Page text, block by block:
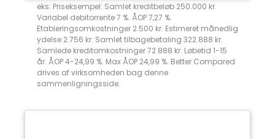
eks: Priseksempel: Samlet kreditbeløb 250.000 kr.
Variabel debitorrente 7 %. ÅOP 7,27 %.
Etableringsomkostninger 2.500 kr. Estimeret månedlig
ydelse 2.756 kr. Samlet tilbagebetaling 322.888 kr.
Samlede kreditomkostninger 72.888 kr. Løbetid 1-15
år. ÅOP 4-24,99 %. Max ÅOP 24,99 %. Better Compared
drives af virksomheden bag denne
sammenligningsside.